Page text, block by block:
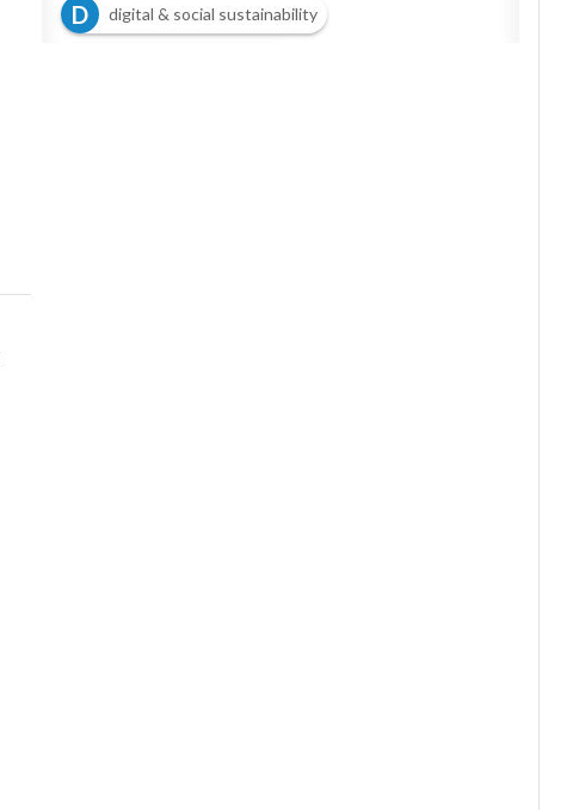
D
digital & social sustainability